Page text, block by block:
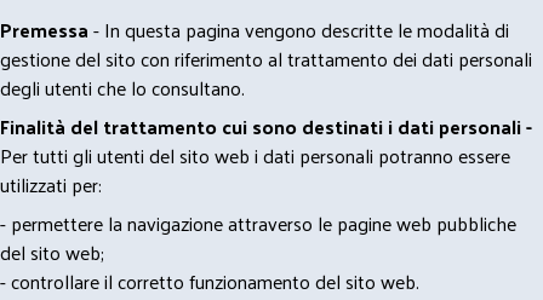
Premessa- In questa pagina vengono descritte le modalità di
gestione del sito con riferimento al trattamento dei dati personali
degli utenti che lo consultano.
Finalità del trattamento cui sono destinati i dati personali -
Per tutti gli utenti del sito web i dati personali potranno essere
utilizzati per:
- permettere la navigazione attraverso le pagine web pubbliche
del sito web;
- controllare il corretto funzionamento del sito web.